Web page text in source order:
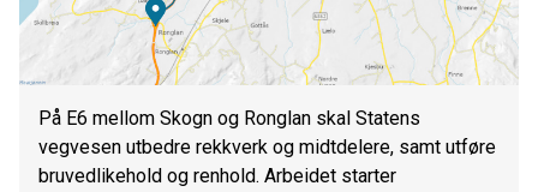
På E6 mellom Skogn og Ronglan skal Statens
vegvesen utbedre rekkverk og midtdelere, samt utføre
bruvedlikehold og renhold. Arbeidet starter